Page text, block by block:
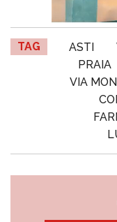
TAG ASTI
PRAIA
VIA